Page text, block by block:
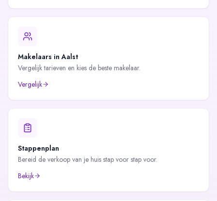
Makelaars inAalst
Vergelijk tarieven en kies de beste makelaar.
Vergelijk
Stappenplan
Bereid de verkoop van je huis stap voor stap voor.
Bekijk